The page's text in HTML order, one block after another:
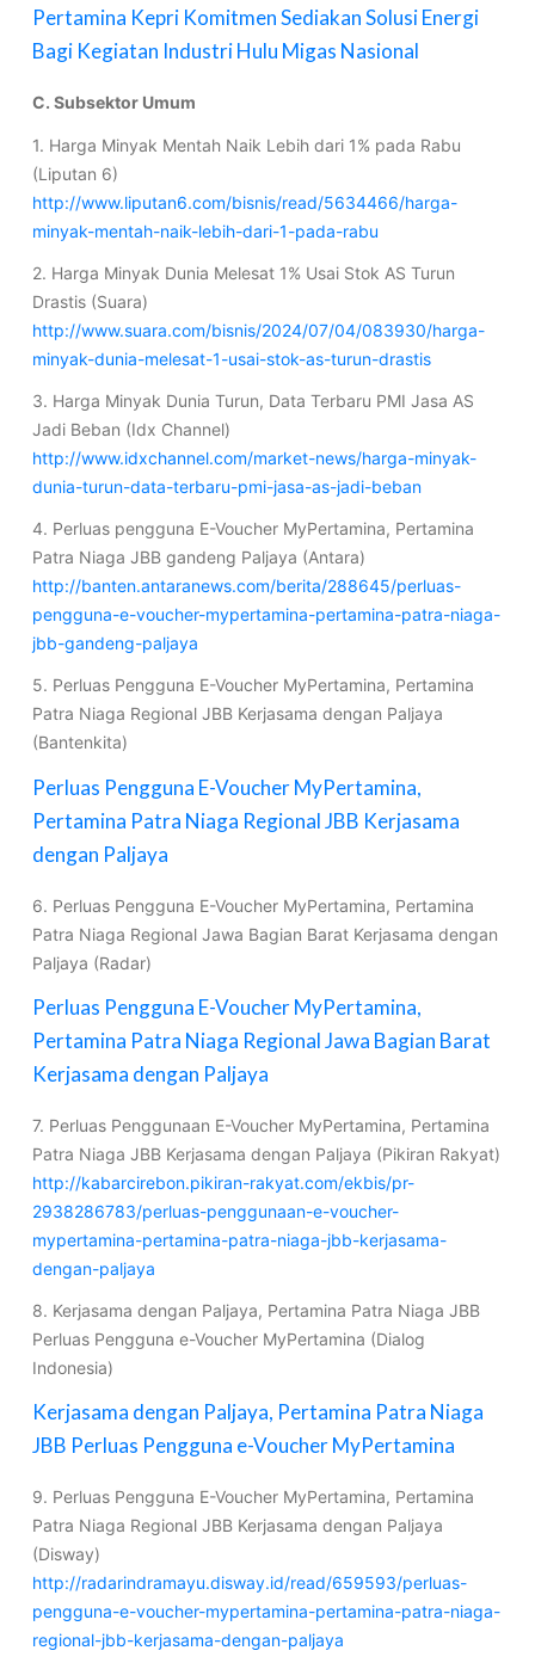
Pertamina Kepri Komitmen Sediakan Solusi Energi
Bagi Kegiatan Industri Hulu Migas Nasional
C. Subsektor Umum
1. Harga Minyak Mentah Naik Lebih dari 1% pada Rabu
(Liputan 6)
http://www.liputan6.com/bisnis/read/5634466/harga-
minyak-mentah-naik-lebih-dari-1-pada-rabu
2. Harga Minyak Dunia Melesat 1% Usai Stok AS Turun
Drastis (Suara)
http://www.suara.com/bisnis/2024/07/04/083930/harga-
minyak-dunia-melesat-1-usai-stok-as-turun-drastis
3. Harga Minyak Dunia Turun, Data Terbaru PMI Jasa AS
Jadi Beban (Idx Channel)
http://www.idxchannel.com/market-news/harga-minyak-
dunia-turun-data-terbaru-pmi-jasa-as-jadi-beban
4. Perluas pengguna E-Voucher MyPertamina, Pertamina
Patra Niaga JBB gandeng Paljaya (Antara)
http://banten.antaranews.com/berita/288645/perluas-
pengguna-e-voucher-mypertamina-pertamina-patra-niaga-
jbb-gandeng-paljaya
5. Perluas Pengguna E-Voucher MyPertamina, Pertamina
Patra Niaga Regional JBB Kerjasama dengan Paljaya
(Bantenkita)
Perluas Pengguna E-Voucher MyPertamina,
Pertamina Patra Niaga Regional JBB Kerjasama
dengan Paljaya
6. Perluas Pengguna E-Voucher MyPertamina, Pertamina
Patra Niaga Regional Jawa Bagian Barat Kerjasama dengan
Paljaya (Radar)
Perluas Pengguna E-Voucher MyPertamina,
Pertamina Patra Niaga Regional Jawa Bagian Barat
Kerjasama dengan Paljaya
7. Perluas Penggunaan E-Voucher MyPertamina, Pertamina
Patra Niaga JBB Kerjasama dengan Paljaya (Pikiran Rakyat)
http://kabarcirebon.pikiran-rakyat.com/ekbis/pr-
2938286783/perluas-penggunaan-e-voucher-
mypertamina-pertamina-patra-niaga-jbb-kerjasama-
dengan-paljaya
8. Kerjasama dengan Paljaya, Pertamina Patra Niaga JBB
Perluas Pengguna e-Voucher MyPertamina (Dialog
Indonesia)
Kerjasama dengan Paljaya, Pertamina Patra Niaga
JBB Perluas Pengguna e-Voucher MyPertamina
9. Perluas Pengguna E-Voucher MyPertamina, Pertamina
Patra Niaga Regional JBB Kerjasama dengan Paljaya
(Disway)
http://radarindramayu.disway.id/read/659593/perluas-
pengguna-e-voucher-mypertamina-pertamina-patra-niaga-
regional-jbb-kerjasama-dengan-paljaya